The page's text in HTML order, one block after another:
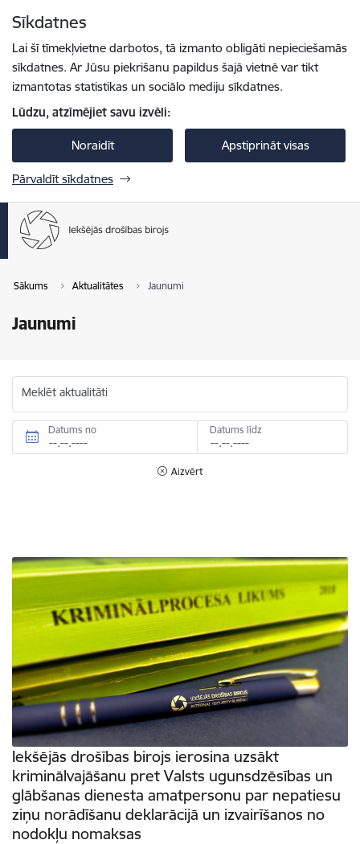
Sīkdatnes
Lai šī tīmekļvietne darbotos, tā izmanto obligāti nepieciešamās
sīkdatnes. Ar Jūsu piekrišanu papildus šajā vietnē var tikt
izmantotas statistikas un sociālo mediju sīkdatnes.
Lūdzu, atzīmējiet savu izvēli:
Noraidīt Apstiprināt visas
Pārvaldīt sīkdatnes
Sākums Aktualitātes Jaunumi
Jaunumi
Meklēt aktualitāti
Datums no Datums līdz
Aizvērt
Iekšējās drošības birojs ierosina uzsākt
kriminālvajāšanu pret Valsts ugunsdzēsības un
glābšanas dienesta amatpersonu par nepatiesu
ziņu norādīšanu deklarācijā un izvairīšanos no
nodokļu nomaksas